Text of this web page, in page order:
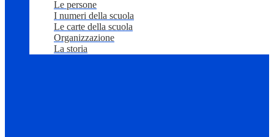
Le persone
I numeri della scuola
Le carte della scuola
Organizzazione
La storia